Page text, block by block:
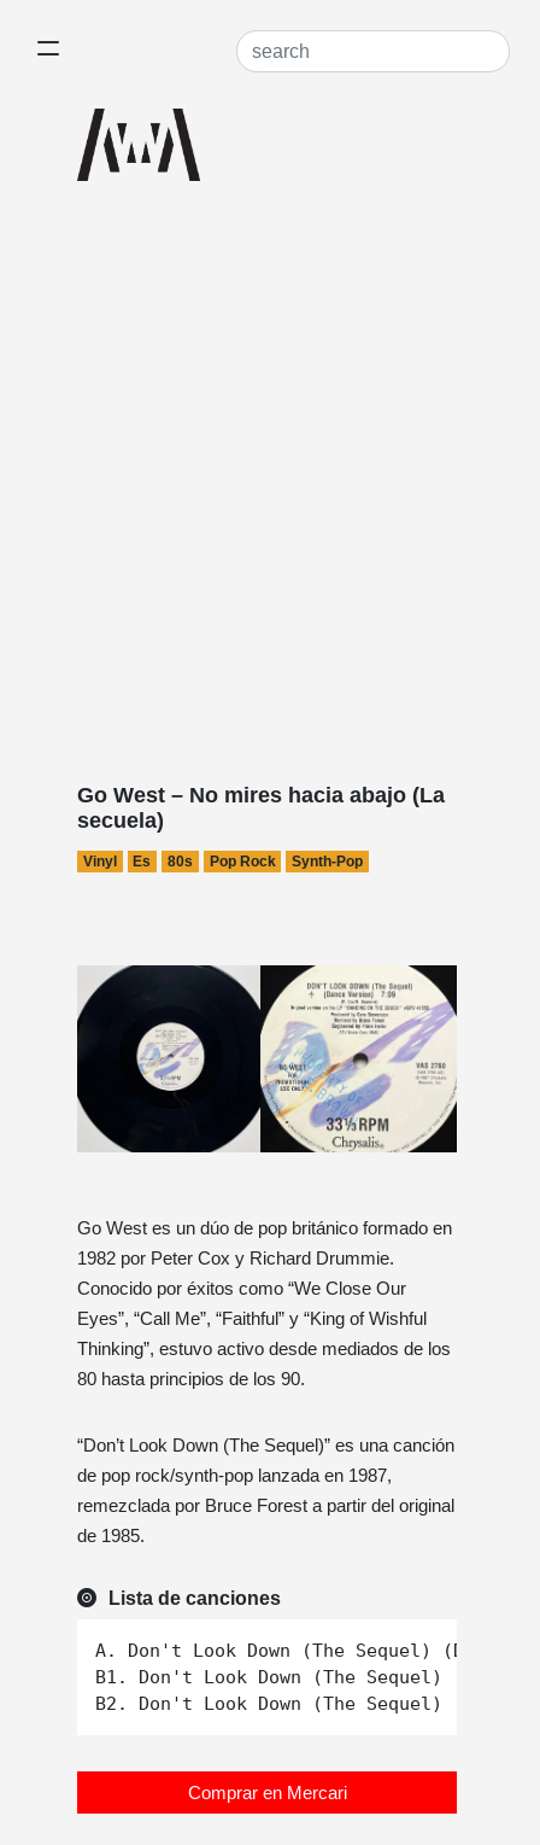
Go West – No mires hacia abajo (La
secuela)
Vinyl Es 80s Pop Rock Synth-Pop
Go West es un dúo de pop británico formado en
1982 por Peter Cox y Richard Drummie.
Conocido por éxitos como “We Close Our
Eyes”, “Call Me”, “Faithful” y “King of Wishful
Thinking”, estuvo activo desde mediados de los
80 hasta principios de los 90.
“Don’t Look Down (The Sequel)” es una canción
de pop rock/synth-pop lanzada en 1987,
remezclada por Bruce Forest a partir del original
de 1985.
Lista de canciones
A. Don't Look Down (The Sequel) (Dance
B1. Don't Look Down (The Sequel) (Dub
Comprar en Mercari